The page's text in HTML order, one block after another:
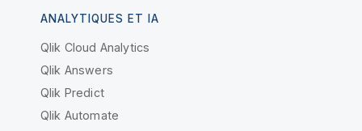
ANALYTIQUES ET IA
Qlik Cloud Analytics
Qlik Answers
Qlik Predict
Qlik Automate